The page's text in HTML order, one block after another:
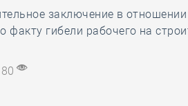
заключение в отношении
гибели рабочего на